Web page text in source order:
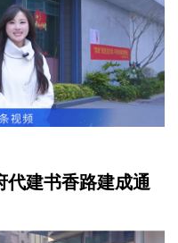
代建书香路建成通